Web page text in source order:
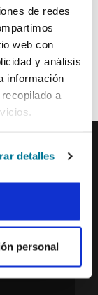
de redes
web con
y análisis
información
a
detalles
personal
con historias
IFES de todo el